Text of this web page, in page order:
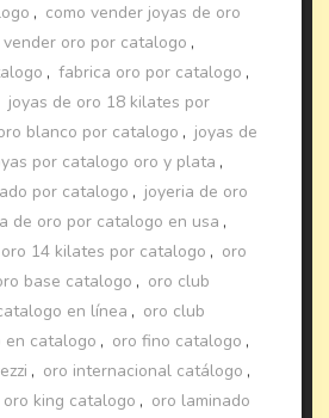
, como vender joyas de oro
vender oro por catalogo ,
, fabrica oro por catalogo ,
joyas de oro 18 kilates por
blanco por catalogo , joyas de
por catalogo oro y plata ,
por catalogo , joyeria de oro
de oro por catalogo en usa ,
oro 14 kilates por catalogo , oro
base catalogo , oro club
en línea , oro club
en catalogo , oro fino catalogo ,
, oro internacional catálogo ,
oro king catalogo , oro laminado